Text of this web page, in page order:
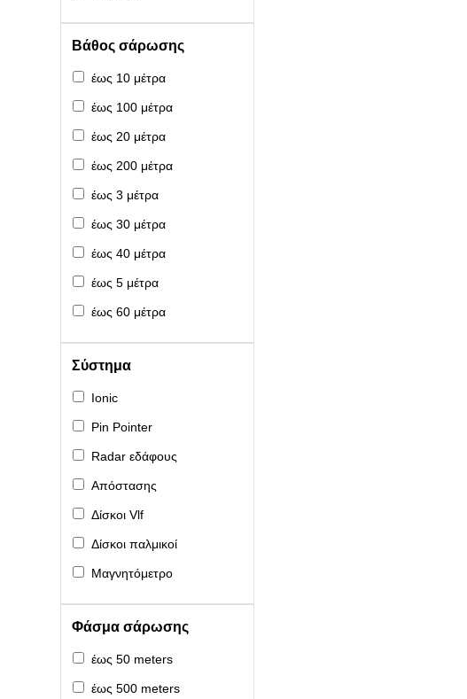
Βάθος σάρωσης
έως 10 μέτρα
έως 100 μέτρα
έως 20 μέτρα
έως 200 μέτρα
έως 3 μέτρα
έως 30 μέτρα
έως 40 μέτρα
έως 5 μέτρα
έως 60 μέτρα
Σύστημα
Ionic
Pin Pointer
Radar εδάφους
Απόστασης
Δίσκοι Vlf
Δίσκοι παλμικοί
Μαγνητόμετρο
Φάσμα σάρωσης
έως 50 meters
έως 500 meters